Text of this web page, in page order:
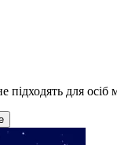
для осіб